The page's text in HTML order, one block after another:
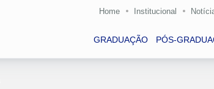
Home Institucional
GRADUAÇÃO PÓS-